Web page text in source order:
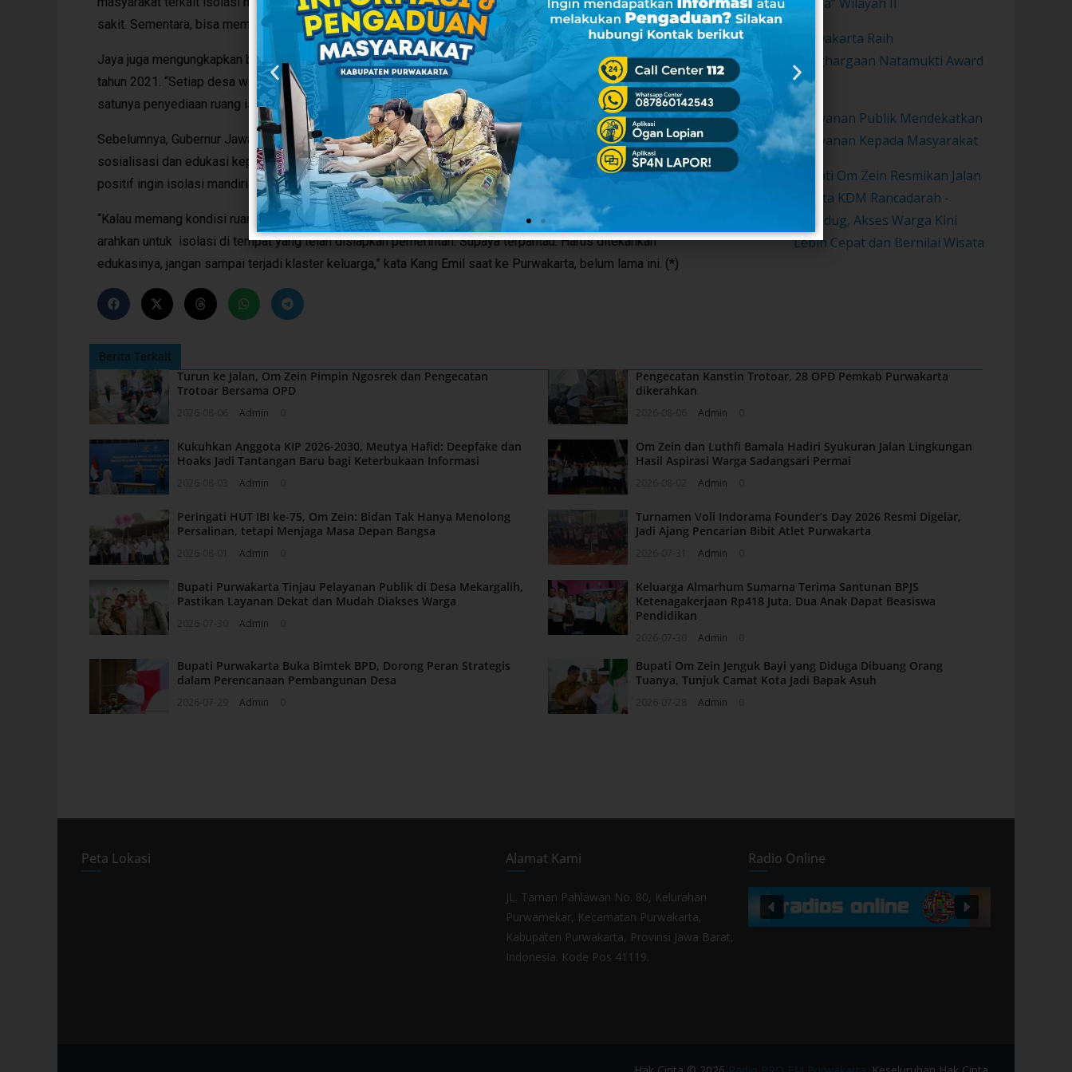
sakit. Sementara, bisa memanfaatkan ruang isolasi di desa masing-masing,” kata Jaya.
Jaya juga mengungkapkan bahwa anggaran penyediaan ruang isolasi di desa-desa bersumber dari dana desa
tahun 2021. “Setiap desa wajib mengganggarkan kegiatan pencegahan dan penanganan covid-19 salah
satunya penyediaan ruang isolasi dan kegiatan PPKM mikro,” ujarnya.
Sebelumnya, Gubernur Jawa Barat, Ridwan Kamil berpesan supaya para kepala desa bisa menguatkan
sosialisasi dan edukasi kepada masyarakat terkait isolasi mandiri. Jangan sampai, warga yang terkonfirmasi
positif ingin isolasi mandiri namun sebelumnya tidak memerhatikan kondisi lingkungannya.
“Kalau memang kondisi ruangan di rumah atau lingkungannya memungkinkan ya silahkan. Tapi, lebih bagusnya
arahkan untuk isolasi di tempat yang telah disiapkan pemerintah. Supaya terpantau. Harus ditekankan
edukasinya, jangan sampai terjadi klaster keluarga,” kata Kang Emil saat ke Purwakarta, belum lama ini. (*)
Purwakarta Raih
Penghargaan Natamukti Award
2021
Pelayanan Publik Mendekatkan
Pelayanan Kepada Masyarakat
Bupati Om Zein Resmikan Jalan
Wisata KDM Rancadarah -
Gurudug, Akses Warga Kini
Lebih Cepat dan Bernilai Wisata
Berita Terkait
Turun ke Jalan, Om Zein Pimpin Ngosrek dan Pengecatan
Trotoar Bersama OPD
Admin
Pengecatan Kanstin Trotoar, 28 OPD Pemkab Purwakarta
dikerahkan
Admin
Kukuhkan Anggota KIP 2026-2030, Meutya Hafid: Deepfake dan
Hoaks Jadi Tantangan Baru bagi Keterbukaan Informasi
Admin
Om Zein dan Luthfi Bamala Hadiri Syukuran Jalan Lingkungan
Hasil Aspirasi Warga Sadangsari Permai
Admin
Peringati HUT IBI ke-75, Om Zein: Bidan Tak Hanya Menolong
Persalinan, tetapi Menjaga Masa Depan Bangsa
Admin
Turnamen Voli Indorama Founder’s Day 2026 Resmi Digelar,
Jadi Ajang Pencarian Bibit Atlet Purwakarta
Admin
Bupati Purwakarta Tinjau Pelayanan Publik di Desa Mekargalih,
Pastikan Layanan Dekat dan Mudah Diakses Warga
Admin
Keluarga Almarhum Sumarna Terima Santunan BPJS
Ketenagakerjaan Rp418 Juta, Dua Anak Dapat Beasiswa
Pendidikan
Admin
Bupati Purwakarta Buka Bimtek BPD, Dorong Peran Strategis
dalam Perencanaan Pembangunan Desa
Admin
Bupati Om Zein Jenguk Bayi yang Diduga Dibuang Orang
Tuanya, Tunjuk Camat Kota Jadi Bapak Asuh
Admin
Peta Lokasi Alamat Kami
JL. Taman Pahlawan No. 80, Kelurahan
Purwamekar, Kecamatan Purwakarta,
Kabupaten Purwakarta, Provinsi Jawa Barat,
Indonesia. Kode Pos 41119.
Radio Online